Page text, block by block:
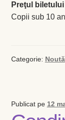
Preţul
Copii sub 10
Categorie:
Publicat pe 12